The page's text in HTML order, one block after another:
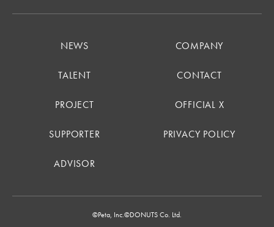
NEWS
TALENT
PROJECT
SUPPORTER
ADVISOR
COMPANY
CONTACT
OFFICIAL X
PRIVACY POLICY
©Peta, Inc.©DONUTS Co. Ltd.